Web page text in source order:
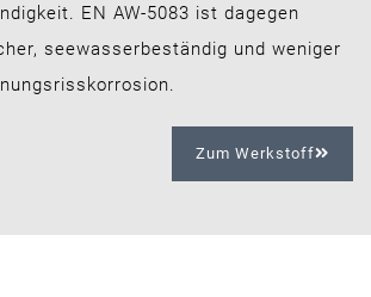
EN AW-5083 ist dagegen
seewasserbeständig und weniger
Zum Werkstoff